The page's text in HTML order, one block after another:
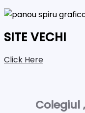
SITE VECHI
Click Here
Colegiul